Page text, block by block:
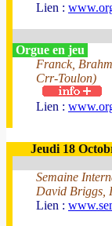
Lien :
Orgue en jeu
Franck,
Crr-Toulon)
Lien :
Jeudi 18
Semaine
David Briggs,
Lien :